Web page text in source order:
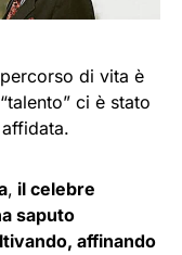
di vita è
ci è stato
, il celebre
saputo
affinando